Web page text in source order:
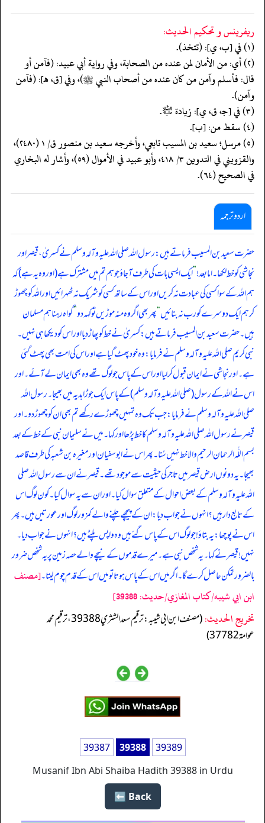
ريفرينس و تحكيم الحدیث:
(١) في [ب، ي]: (تتخذ).
(٢) أي: من الأمان لمن عنده من الصحابة، وفي رواية أبي عبيد: (فآمن أو
قال: فأسلم وآمن من كان عنده من أصحاب النبي ﷺ)، وفي [ق، هـ]: (فآمن
وآمن).
(٣) في [جـ، ق، ي]: زيادة ﵇.
(٤) سقط من: [ب].
(٥) مرسل؛ سعيد بن المسيب تابعي، وأخرجه سعيد بن منصور ق/ ١ (٢٤٨٠)،
والقزويني في التدوين ٣/ ٤١٨، وأبو عبيد في الأموال (٥٩)، وأشار له البخاري
في الصحيح (٦٤).
اردو ترجمہ
حضرت سعید بن المسیب فرماتے ہیں: رسول اللہ صلی اللہ علیہ وآلہ وسلم نے کسریٰ، قیصر اور
نجاشی کو خط لکھا۔ اما بعد!”ایک ایسی بات کی طرف آجاؤ جو ہم تم میں مشترک ہے (اور وہ یہ ہے) کہ
ہم اللہ کے سوا کسی کی عبادت نہ کریں اور اس کے ساتھ کسی کو شریک نہ ٹھہرائیں اور اللہ کو چھوڑ
کر ہم ایک دوسرے کو رب نہ بنائیں“پھر بھی اگر وہ منہ موڑیں تو کہہ دو”گواہ رہنا ہم مسلمان
ہیں۔ حضرت سعید بن المسیب فرماتے ہیں: کسریٰ نے خط کو پھاڑ دیا اور اس کو دیکھا ہی نہیں۔
نبی کریم صلی اللہ علیہ وآلہ وسلم نے فرمایا: وہ خود پھٹ گیا ہے اور اس کی امت بھی پھٹ گئی
ہے۔ اور نجاشی نے ایمان قبول کرلیا اور اس کے پاس جو لوگ تھے وہ بھی ایمان لے آئے۔ اور
اس نے اللہ کے رسول (صلی اللہ علیہ وآلہ وسلم) کے پاس ایک جوڑا ہدیہ میں بھیجا۔ رسول اللہ
صلی اللہ علیہ وآلہ وسلم نے فرمایا: جب تک وہ تمہیں چھوڑے رکھے تم بھی ا ن کو چھوڑ دو۔ اور
قیصر نے رسول اللہ صلی اللہ علیہ وآلہ وسلم کا خط پڑھا اور کہا۔ میں نے سلیمان نبی کے خط کے بعد
بسم اللّٰہ الرحمان الرحیم والا خط نہیں سُنا۔ پھر اس نے ابو سفیان اور مغیرہ بن شعبہ کی طرف قاصد
بھیجا۔ یہ دونوں ارض قیصر میں تاجر کی حیثیت سے موجود تھے۔ قیصر نے ان سے رسول اللہ صلی
اللہ علیہ وآلہ وسلم کے بعض احوال کے متعلق سوال کیا۔ اور ان سے یہ سوال کیا۔ کون لوگ اس
کے تابع دار ہیں؟ انہوں نے جواب دیا: ان کے پیچھے چلنے والے کمزور لوگ اور عورتیں ہیں۔ پھر
اس نے پوچھا: یہ بتاؤ! جو لوگ اس کے پاس گئے ہیں وہ واپس پلٹے ہیں؟ انہوں نے جواب دیا۔
نہیں! قیصرنے کہا۔ یہ شخص نبی ہے۔ میرے قدموں کے نیچے والے حصہ زمین پر یہ شخص ضرور
بالضرور تمکن حاصل کرے گا۔ اگر میں اس کے پاس ہوتا تو میں اس کے قدم چوم لیتا۔[مصنف
ابن ابي شيبه/كتاب المغازي/حدیث: 39388]
تخریج الحدیث:
(مصنف ابن ابي شيبه: ترقيم سعد الشثري 39388، ترقيم محمد
عوامة 37782)
39387 39388
39389
Musanif Ibn Abi Shaiba Hadith 39388 in Urdu
Back ⬅️